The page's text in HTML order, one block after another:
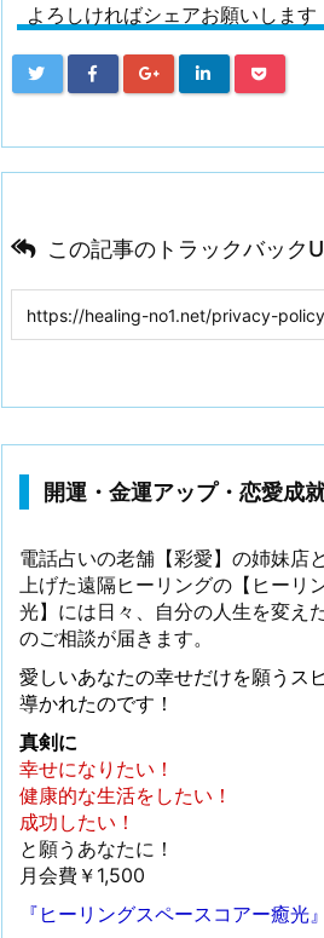
よろしければシェアお願いします
この記事のトラックバック
開運・金運アップ・恋愛成
電話占いの老舗【彩愛】の姉妹店
上げた遠隔ヒーリングの【ヒーリ
光】には日々、自分の人生を変え
のご相談が届きます。
愛しいあなたの幸せだけを願うス
導かれたのです！
真剣に
幸せになりたい！
健康的な生活をしたい！
成功したい！
と願うあなたに！
月会費￥1,500
『ヒーリングスペースコアー癒光』